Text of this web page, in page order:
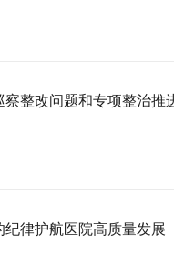
整改问题和专项整治推
律护航医院高质量发展